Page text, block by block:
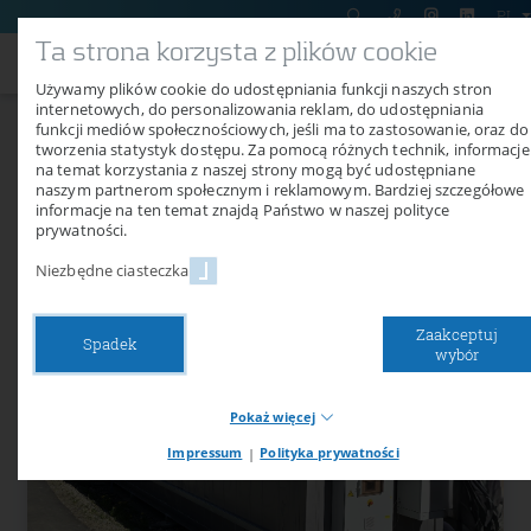
PL
Dostawa TC 17 EVW do
Niemiec
04/02/2026
W kwietniu 2026 r. do klienta w Niemczech dostarczono suszarnię
Ta strona korzysta z plików cookie
Używamy plików cookie do udostępniania funkcji naszych stron
internetowych, do personalizowania reklam, do udostępniania
funkcji mediów społecznościowych, jeśli ma to zastosowanie, oraz do
tworzenia statystyk dostępu. Za pomocą różnych technik, informacje
na temat korzystania z naszej strony mogą być udostępniane
naszym partnerom społecznym i reklamowym. Bardziej szczegółowe
informacje na ten temat znajdą Państwo w naszej polityce
prywatności.
Niezbędne ciasteczka
Spadek
Zaakceptuj
wybór
Pokaż więcej
Niezbędne pliki cookie zapewniają podstawowe funkcje naszej
witryny. Bez tych plików cookie nie można na przykład korzystać
Impressum | Polityka prywatności